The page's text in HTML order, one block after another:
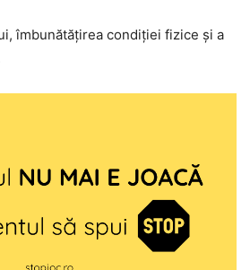
îmbunătățirea condiției fizice și a